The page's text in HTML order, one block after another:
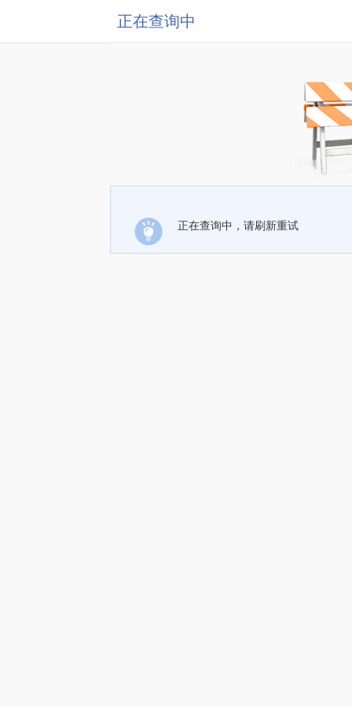
正在查询中
正在查询中，请刷新重试